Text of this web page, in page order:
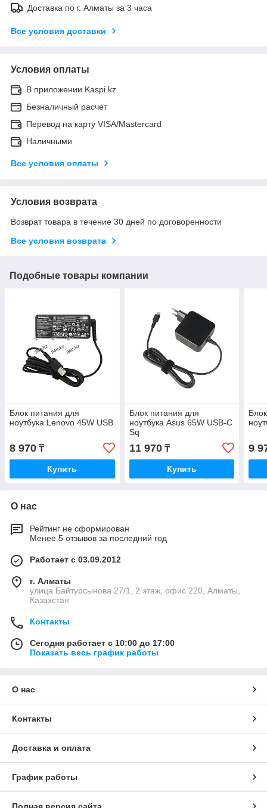
Доставка по г. Алматы за 3 часа
Все условия доставки
Условия оплаты
В приложении Kaspi.kz
Безналичный расчет
Перевод на карту VISA/Mastercard
Наличными
Все условия оплаты
Условия возврата
Возврат товара в течение 30 дней по договоренности
Все условия возврата
Подобные товары компании
Блок питания для
ноутбука Lenovo 45W USB
8 970 ₸
Купить
Блок питания для
ноутбука Asus 65W USB-C
Sq
11 970₸
Купить
9
О нас
Рейтинг не сформирован
Менее 5 отзывов за последний год
Работает с 03.09.2012
г. Алматы
улица Байтурсынова 27/1, 2 этаж, офис 220, Алматы,
Казахстан
Контакты
Сегодня работает с 10:00 до 17:00
Показать весь график работы
О нас
Контакты
Доставка и оплата
График работы